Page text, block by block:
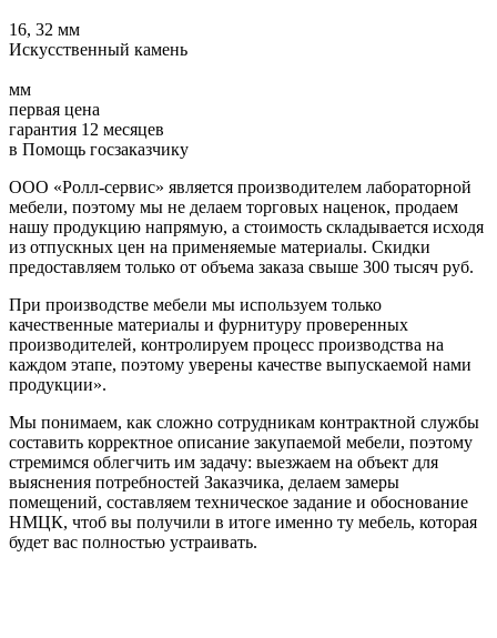
16, 32 мм
Искусственный камень
мм
первая цена
гарантия 12 месяцев
в Помощь госзаказчику
ООО «Ролл-сервис» является производителем лабораторной
мебели, поэтому мы не делаем торговых наценок, продаем
нашу продукцию напрямую, а стоимость складывается исходя
из отпускных цен на применяемые материалы. Скидки
предоставляем только от объема заказа свыше 300 тысяч руб.
При производстве мебели мы используем только
качественные материалы и фурнитуру проверенных
производителей, контролируем процесс производства на
каждом этапе, поэтому уверены качестве выпускаемой нами
продукции».
Мы понимаем, как сложно сотрудникам контрактной службы
составить корректное описание закупаемой мебели, поэтому
стремимся облегчить им задачу: выезжаем на объект для
выяснения потребностей Заказчика, делаем замеры
помещений, составляем техническое задание и обоснование
НМЦК, чтоб вы получили в итоге именно ту мебель, которая
будет вас полностью устраивать.